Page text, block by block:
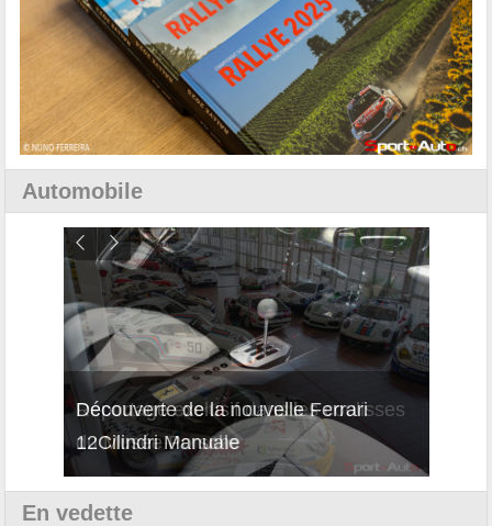
Automobile
Découverte de la nouvelle Ferrari
12Cilindri Manuale
En vedette